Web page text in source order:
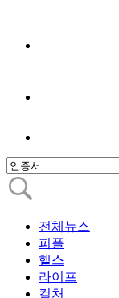
전체뉴스
피플
헬스
라이프
컬처